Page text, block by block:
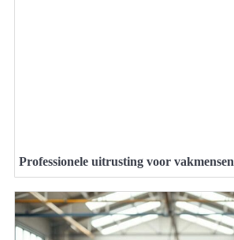
Professionele uitrusting voor vakmensen